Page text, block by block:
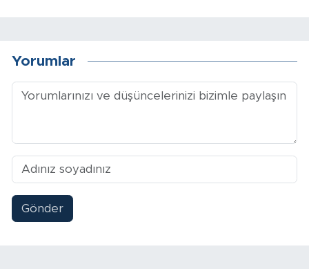
Yorumlar
Gönder